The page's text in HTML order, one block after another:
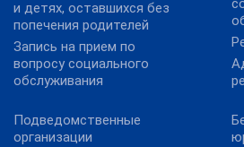
и детях, оставшихся без
попечения родителей
Запись на прием по
вопросу социального
обслуживания
Подведомственные
организации